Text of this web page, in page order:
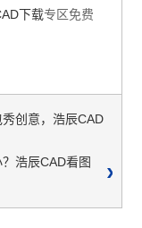
下载专区免费
秀创意，浩辰CAD
浩辰CAD看图